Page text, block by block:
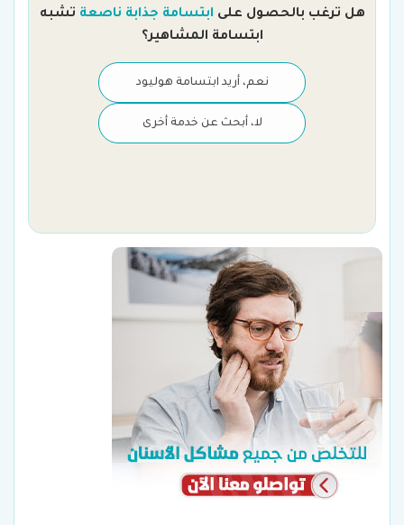
هل ترغب بالحصول على ابتسامة جذابة ناصعة تشبه
ابتسامة المشاهير؟
نعم، أريد ابتسامة هوليود
لا، أبحث عن خدمة أخرى